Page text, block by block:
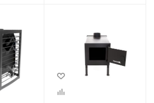
Глубина, мм
Высота, мм
490
Материал